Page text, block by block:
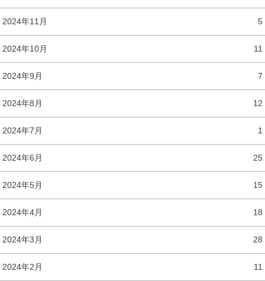
2024年11月 5
2024年10月 11
2024年9月 7
2024年8月 12
2024年7月 1
2024年6月 25
2024年5月 15
2024年4月 18
2024年3月 28
2024年2月 11